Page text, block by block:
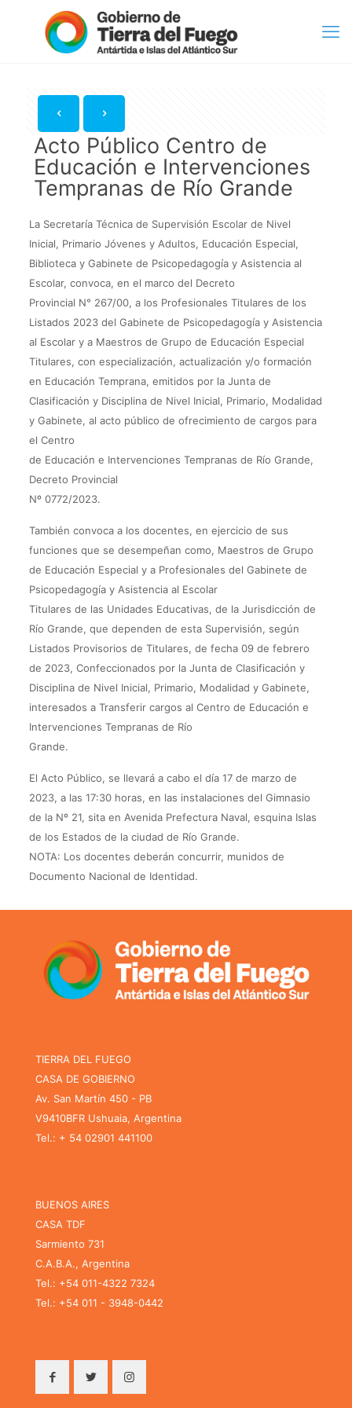
Acto Público Centro de
Educación e Intervenciones
Tempranas de Río Grande
La Secretaría Técnica de Supervisión Escolar de Nivel
Inicial, Primario Jóvenes y Adultos, Educación Especial,
Biblioteca y Gabinete de Psicopedagogía y Asistencia al
Escolar, convoca, en el marco del Decreto
Provincial N° 267/00, a los Profesionales Titulares de los
Listados 2023 del Gabinete de Psicopedagogía y Asistencia
al Escolar y a Maestros de Grupo de Educación Especial
Titulares, con especialización, actualización y/o formación
en Educación Temprana, emitidos por la Junta de
Clasificación y Disciplina de Nivel Inicial, Primario, Modalidad
y Gabinete, al acto público de ofrecimiento de cargos para
el Centro
de Educación e Intervenciones Tempranas de Río Grande,
Decreto Provincial
Nº 0772/2023.
También convoca a los docentes, en ejercicio de sus
funciones que se desempeñan como, Maestros de Grupo
de Educación Especial y a Profesionales del Gabinete de
Psicopedagogía y Asistencia al Escolar
Titulares de las Unidades Educativas, de la Jurisdicción de
Río Grande, que dependen de esta Supervisión, según
Listados Provisorios de Titulares, de fecha 09 de febrero
de 2023, Confeccionados por la Junta de Clasificación y
Disciplina de Nivel Inicial, Primario, Modalidad y Gabinete,
interesados a Transferir cargos al Centro de Educación e
Intervenciones Tempranas de Río
Grande.
El Acto Público, se llevará a cabo el día 17 de marzo de
2023, a las 17:30 horas, en las instalaciones del Gimnasio
de la Nº 21, sita en Avenida Prefectura Naval, esquina Islas
de los Estados de la ciudad de Río Grande.
NOTA: Los docentes deberán concurrir, munidos de
Documento Nacional de Identidad.
TIERRA DEL FUEGO
CASA DE GOBIERNO
Av. San Martín 450 - PB
V9410BFR Ushuaia, Argentina
Tel.: + 54 02901 441100
BUENOS AIRES
CASA TDF
Sarmiento 731
C.A.B.A., Argentina
Tel.: +54 011-4322 7324
Tel.: +54 011 - 3948-0442